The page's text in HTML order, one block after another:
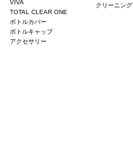
VIVA
TOTAL CLEAR ONE
ボトルカバー
ボトルキャップ
アクセサリー
クリーニング